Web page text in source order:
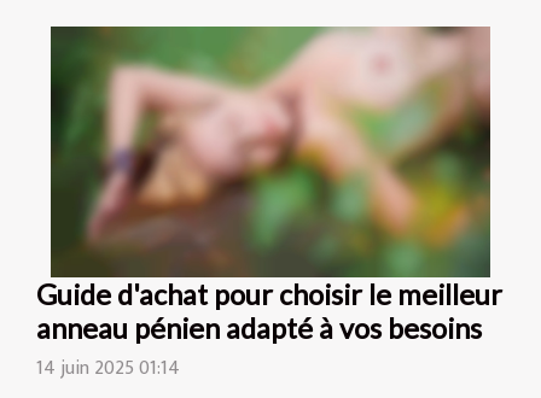
Guide d'achat pour choisir le meilleur
anneau pénien adapté à vos besoins
14 juin 2025 01:14